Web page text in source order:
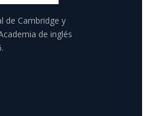
de Cambridge y
de inglés